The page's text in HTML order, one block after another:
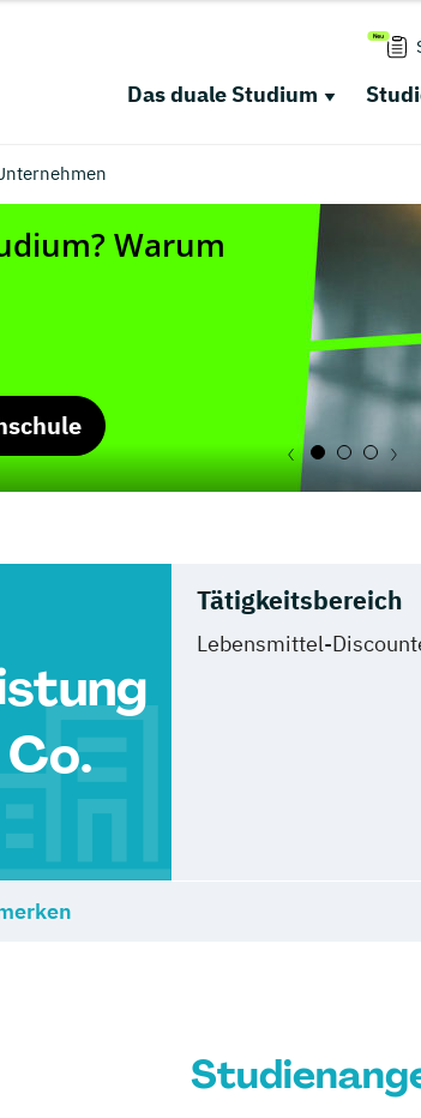
Das duale Studium
Tätigkeitsbereich
Lebensmittel-